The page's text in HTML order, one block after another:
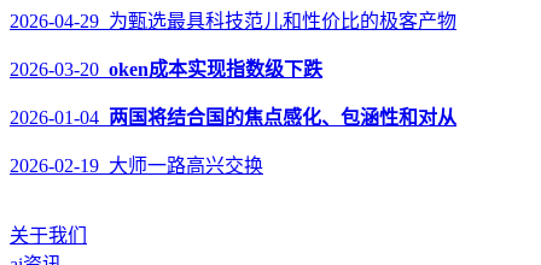
2026-04-29 为甄选最具科技范儿和性价比的极客产物
2026-03-20 oken成本实现指数级下跌
2026-01-04 两国将结合国的焦点感化、包涵性和对从
2026-02-19 大师一路高兴交换
关于我们